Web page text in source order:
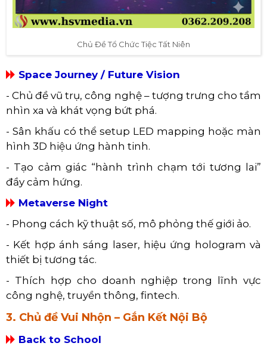
Chủ Đề Tổ Chức Tiệc Tất Niên
Space Journey / Future Vision
- Chủ đề vũ trụ, công nghệ – tượng trưng cho tầm
nhìn xa và khát vọng bứt phá.
- Sân khấu có thể setup LED mapping hoặc màn
hình 3D hiệu ứng hành tinh.
- Tạo cảm giác “hành trình chạm tới tương lai”
đầy cảm hứng.
Metaverse Night
- Phong cách kỹ thuật số, mô phỏng thế giới ảo.
- Kết hợp ánh sáng laser, hiệu ứng hologram và
thiết bị tương tác.
- Thích hợp cho doanh nghiệp trong lĩnh vực
công nghệ, truyền thông, fintech.
3. Chủ đề Vui Nhộn – Gắn Kết Nội Bộ
Back to School